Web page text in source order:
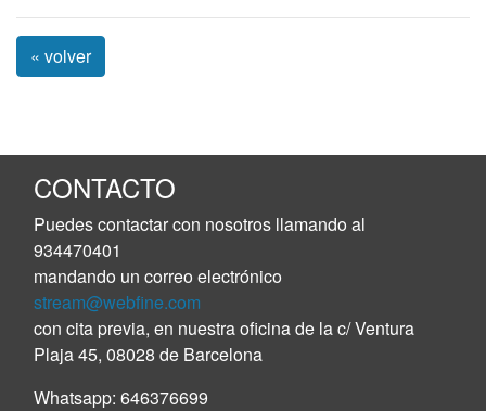
« volver
CONTACTO
Puedes contactar con nosotros llamando al
934470401
mandando un correo electrónico
stream@webfine.com
con cita previa, en nuestra oficina de la c/ Ventura
Plaja 45, 08028 de Barcelona
Whatsapp: 646376699